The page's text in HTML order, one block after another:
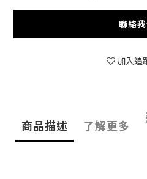
聯絡
加入追
商品描述 了解更多